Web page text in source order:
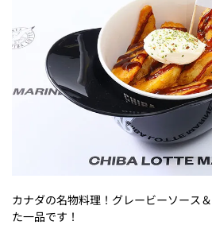
カナダの名物料理！グレービーソース
た一品です！